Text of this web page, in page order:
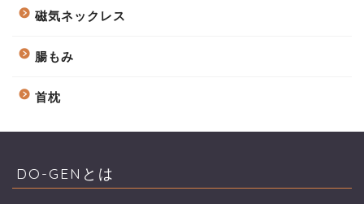
磁気ネックレス
腸もみ
首枕
DO-GENとは